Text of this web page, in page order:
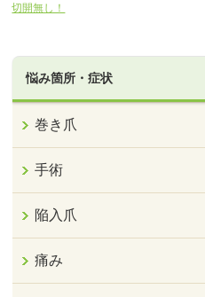
切開無し！
悩み箇所・症状
巻き爪
手術
陥入爪
痛み